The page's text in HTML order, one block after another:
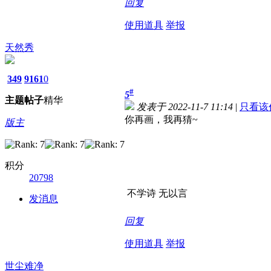
回复
使用道具 举报
天然秀
349
主题
9161
帖子
0
精华
版主
积分
20798
发消息
5#
发表于 2022-11-7 11:14 | 只看该
你再画，我再猜~
不学诗 无以言
回复
使用道具 举报
世尘难净